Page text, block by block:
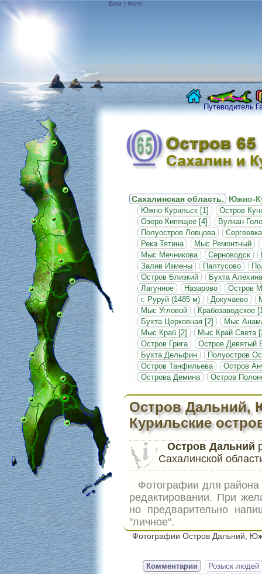
Блог | Фото
Путеводитель
Сахалинская область. Южно-
Южно-Курильск [1]
Остров
Озеро Кипящее [4]
Вулкан
Полуостров Ловцова
Сергеевка
Река Тятина
Мыс Ремонтный
Мыс Мечникова
Серноводск
Залив Измены
Палтусово
Остров Близкий
Бухта Алехина
Лагунное
Назарово
Остров
г. Руруй (1485 м)
Докучаево
Мыс Угловой
Крабозаводское
Бухта Церковная [2]
Мыс
Мыс Краб [2]
Мыс Край Света
Остров Грига
Остров Девятый
Бухта Дельфин
Полуостров
Остров Танфильева
Остров
Острова Демина
Остров
Остров Дальний,
Курильские
Остров Дальний
Сахалинской
Фотографии для района
редактировании. При
но предварительно
"личное".
Фотографии Остров Дальний,
Комментарии
Розыск людей